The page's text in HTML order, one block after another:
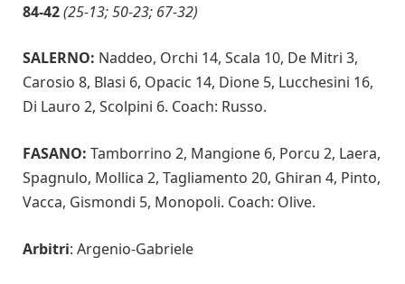
84-42(25-13; 50-23; 67-32)
SALERNO: Naddeo, Orchi 14, Scala 10, De Mitri 3,
Carosio 8, Blasi 6, Opacic 14, Dione 5, Lucchesini 16,
Di Lauro 2, Scolpini 6. Coach: Russo.
FASANO: Tamborrino 2, Mangione 6, Porcu 2, Laera,
Spagnulo, Mollica 2, Tagliamento 20, Ghiran 4, Pinto,
Vacca, Gismondi 5, Monopoli. Coach: Olive.
Arbitri: Argenio-Gabriele